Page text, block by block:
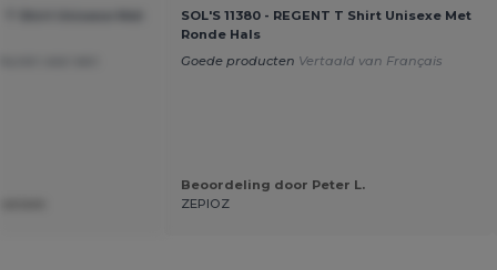
SOL'S 11380 - REGENT T Shirt Unisexe Met
Ronde Hals
Goede producten Vertaald van Français
Beoordeling door Peter L.
ZEPIOZ